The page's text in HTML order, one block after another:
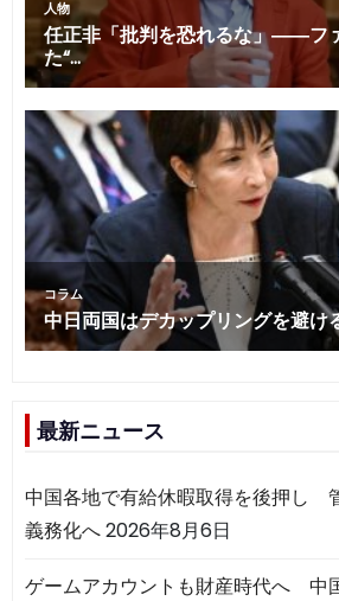
最新ニュース
中国各地で有給休暇取得を後押し
義務化へ2026年8月6日
ゲームアカウントも財産時代へ 中